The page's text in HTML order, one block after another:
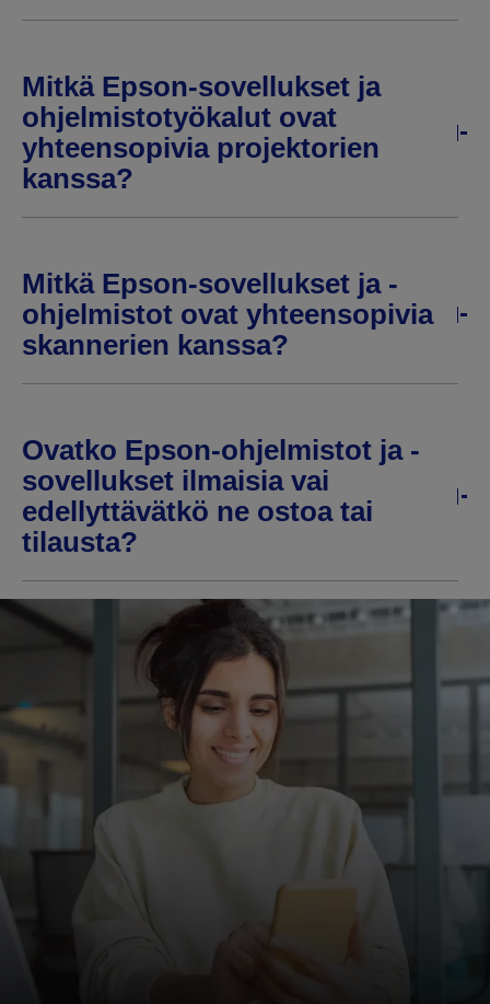
Mitkä Epson-sovellukset ja
ohjelmistotyökalut ovat
yhteensopivia projektorien
kanssa?
Mitkä Epson-sovellukset ja -
ohjelmistot ovat yhteensopivia
skannerien kanssa?
Ovatko Epson-ohjelmistot ja -
sovellukset ilmaisia vai
edellyttävätkö ne ostoa tai
tilausta?